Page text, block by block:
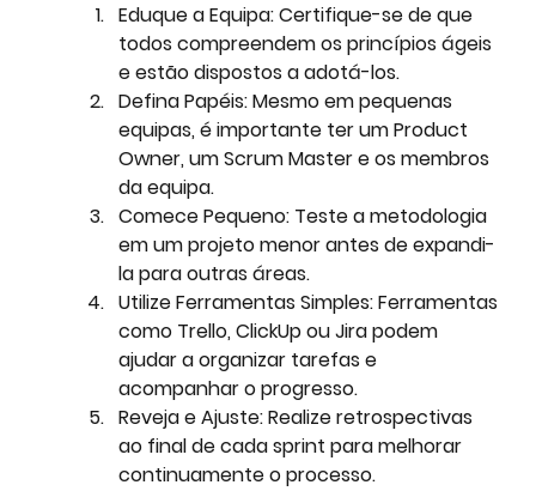
Eduque a Equipa: Certifique-se de que
todos compreendem os princípios ágeis
e estão dispostos a adotá-los.
Defina Papéis: Mesmo em pequenas
equipas, é importante ter um Product
Owner, um Scrum Master e os membros
da equipa.
Comece Pequeno: Teste a metodologia
em um projeto menor antes de expandi-
la para outras áreas.
Utilize Ferramentas Simples: Ferramentas
como Trello, ClickUp ou Jira podem
ajudar a organizar tarefas e
acompanhar o progresso.
Reveja e Ajuste: Realize retrospectivas
ao final de cada sprint para melhorar
continuamente o processo.